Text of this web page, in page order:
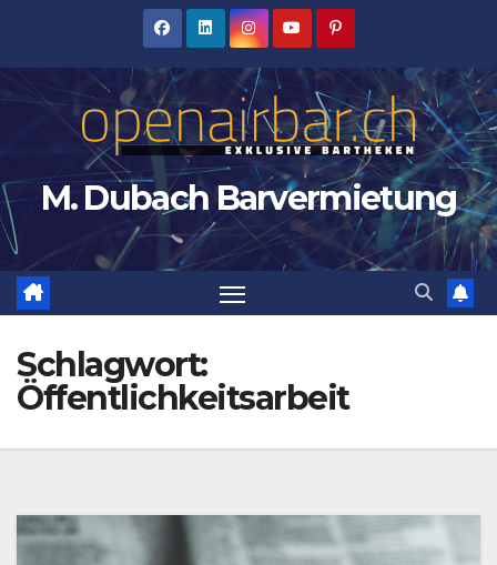
M. Dubach Barvermietung
Schlagwort:
Öffentlichkeitsarbeit